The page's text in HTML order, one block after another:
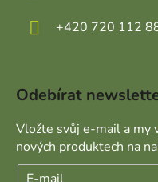
+420 720 112
Odebírat
Vložte svůj e-mail a my
nových produktech na